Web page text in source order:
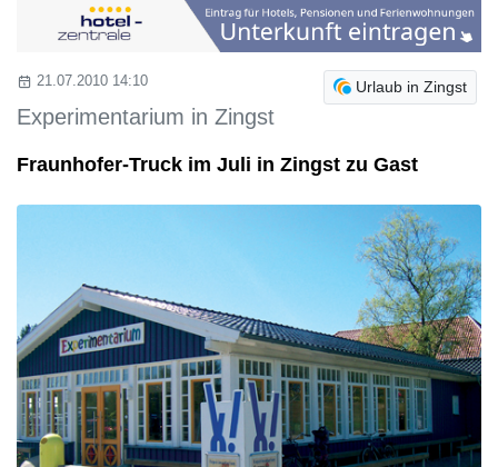
Urlaub in Zingst
21.07.2010 14:10
Experimentarium in Zingst
Fraunhofer-Truck im Juli in Zingst zu Gast